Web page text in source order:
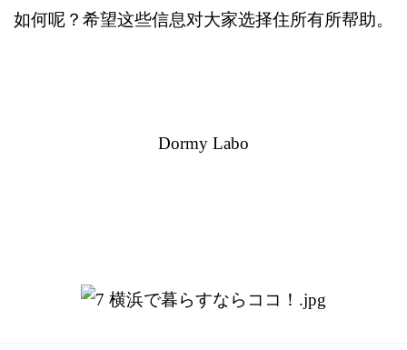
如何呢？希望这些信息对大家选择住所有所帮助。
Dormy Labo